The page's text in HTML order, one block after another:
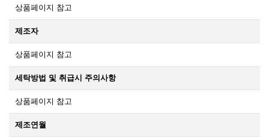
상품페이지 참고
제조자
상품페이지 참고
세탁방법 및 취급시 주의사항
상품페이지 참고
제조연월